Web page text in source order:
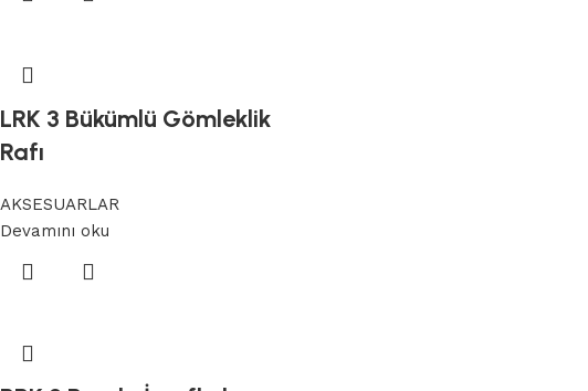
LRK 3 Bükümlü Gömleklik
Rafı
AKSESUARLAR
Devamını oku